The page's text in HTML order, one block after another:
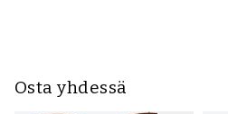
Osta yhdessä